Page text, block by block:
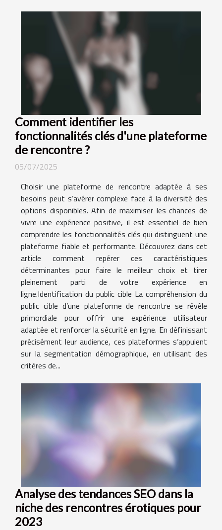
Comment identifier les
fonctionnalités clés d'une plateforme
de rencontre ?
05/07/2025
Choisir une plateforme de rencontre adaptée à ses
besoins peut s’avérer complexe face à la diversité des
options disponibles. Afin de maximiser les chances de
vivre une expérience positive, il est essentiel de bien
comprendre les fonctionnalités clés qui distinguent une
plateforme fiable et performante. Découvrez dans cet
article comment repérer ces caractéristiques
déterminantes pour faire le meilleur choix et tirer
pleinement parti de votre expérience en
ligne.Identification du public cible La compréhension du
public cible d’une plateforme de rencontre se révèle
primordiale pour offrir une expérience utilisateur
adaptée et renforcer la sécurité en ligne. En définissant
précisément leur audience, ces plateformes s’appuient
sur la segmentation démographique, en utilisant des
critères de...
Analyse des tendances SEO dans la
niche des rencontres érotiques pour
2023